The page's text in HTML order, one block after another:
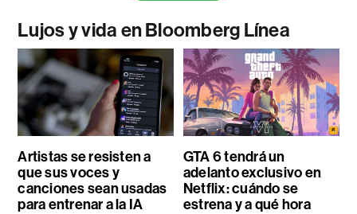
Lujos y vida en Bloomberg Línea
Artistas se resisten a
que sus voces y
canciones sean usadas
para entrenar a la IA
GTA 6 tendrá un
adelanto exclusivo en
Netflix: cuándo se
estrena y a qué hora